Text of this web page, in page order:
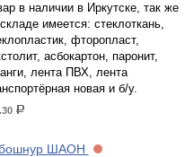
в наличии в Иркутске, так же
имеется: стеклоткань,
фторопласт,
асбокартон, паронит,
лента ПВХ, лента
новая и б/у.
30 р.
ШАОН